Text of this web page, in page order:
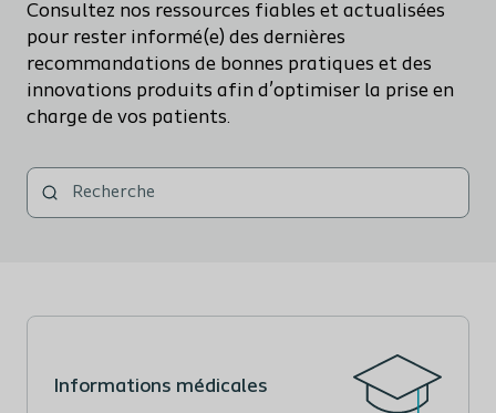
Consultez nos ressources fiables et actualisées
pour rester informé(e) des dernières
recommandations de bonnes pratiques et des
innovations produits afin d’optimiser la prise en
charge de vos patients.
Informations médicales